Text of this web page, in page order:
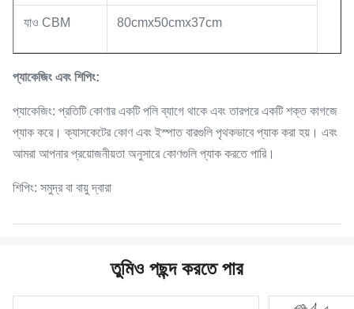
যাও CBM 80cmx50cmx37cm
প্যাকেজিং এবং শিপিং:
প্যাকেজিং: প্রতিটি কোণার একটি পলি ব্যাগে থাকে এবং তারপরে একটি শক্ত কাগজে
প্যাক করে। ক্যাসকেটের কোণ এবং ইস্পাত বারগুলি পৃথকভাবে প্যাক করা হয়। এবং
আমরা আপনার প্রয়োজনীয়তা অনুসারে কোণগুলি প্যাক করতে পারি।
শিপিং: সমুদ্র বা বায়ু দ্বারা
তুমিও পছন্দ করতে পার